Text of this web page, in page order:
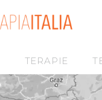
TERAPIE